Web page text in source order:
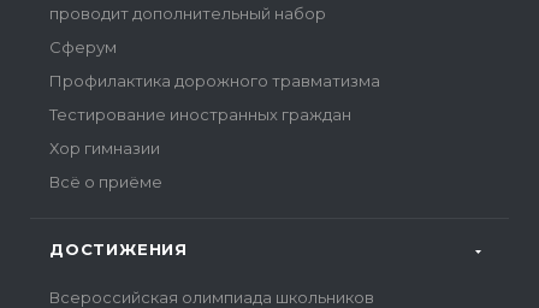
проводит дополнительный набор
Сферум
Профилактика дорожного травматизма
Тестирование иностранных граждан
Хор гимназии
Всё о приёме
ДОСТИЖЕНИЯ
Всероссийская олимпиада школьников